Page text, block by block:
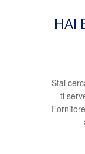
HAI
Stai
ti